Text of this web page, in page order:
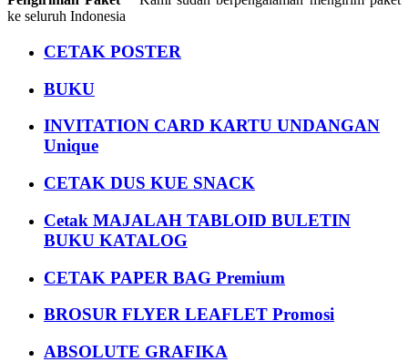
ke seluruh Indonesia
CETAK POSTER
BUKU
INVITATION CARD KARTU UNDANGAN
Unique
CETAK DUS KUE SNACK
Cetak MAJALAH TABLOID BULETIN
BUKU KATALOG
CETAK PAPER BAG Premium
BROSUR FLYER LEAFLET Promosi
ABSOLUTE GRAFIKA